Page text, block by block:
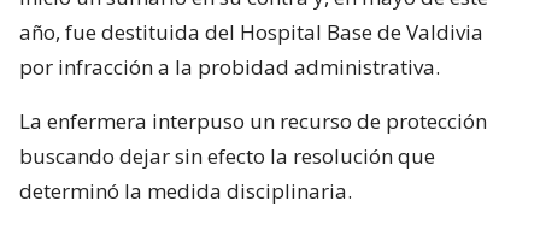
año, fue destituida del Hospital Base de Valdivia
por infracción a la probidad administrativa.
La enfermera interpuso un recurso de protección
buscando dejar sin efecto la resolución que
determinó la medida disciplinaria.